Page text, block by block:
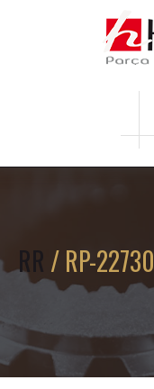
RR / RP-22730